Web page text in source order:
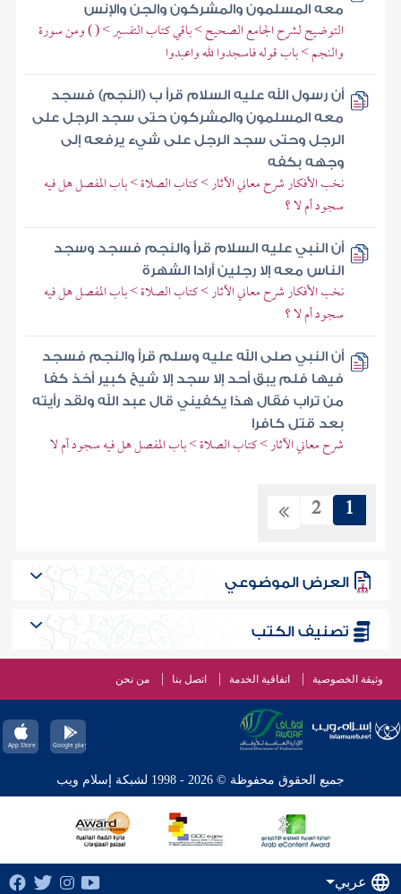
معه المسلمون والمشركون والجن والإنس
التوضيح لشرح الجامع الصحيح > باقي كتاب التفسير > ( ) ومن سورة
والنجم > باب قوله فاسجدوا لله واعبدوا
أن رسول الله عليه السلام قرأ ب (النجم) فسجد
معه المسلمون والمشركون حتى سجد الرجل على
الرجل وحتى سجد الرجل على شيء يرفعه إلى
وجهه بكفه
نخب الأفكار شرح معاني الآثار > كتاب الصلاة > باب المفصل هل فيه
سجود أم لا ؟
أن النبي عليه السلام قرأ والنجم فسجد وسجد
الناس معه إلا رجلين أرادا الشهرة
نخب الأفكار شرح معاني الآثار > كتاب الصلاة > باب المفصل هل فيه
سجود أم لا ؟
أن النبي صلى الله عليه وسلم قرأ والنجم فسجد
فيها فلم يبق أحد إلا سجد إلا شيخ كبير أخذ كفا
من تراب فقال هذا يكفيني قال عبد الله ولقد رأيته
بعد قتل كافرا
شرح معاني الآثار > كتاب الصلاة > باب المفصل هل فيه سجود أم لا
1
2
العرض الموضوعي
تصنيف الكتب
وثيقة الخصوصية اتفاقية الخدمة اتصل بنا من نحن
جميع الحقوق محفوظة © 2026 - 1998 لشبكة إسلام ويب
عربي